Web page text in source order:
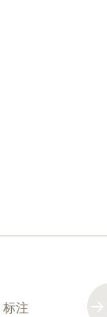
标注